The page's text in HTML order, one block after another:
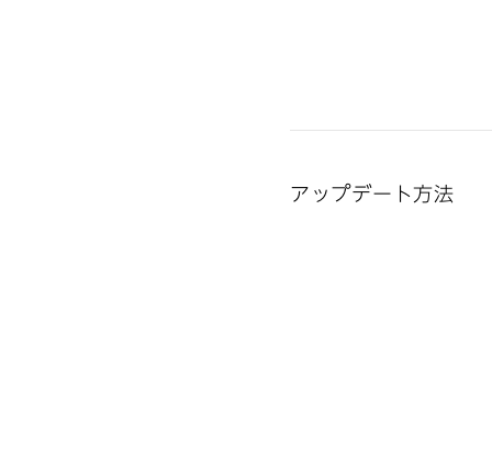
アップデート方法